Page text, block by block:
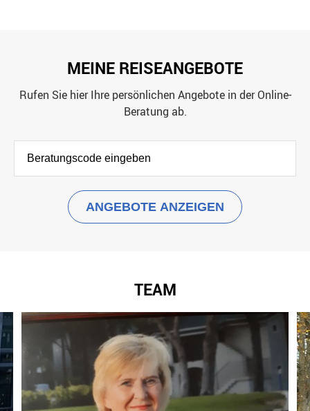
MEINE REISEANGEBOTE
Rufen Sie hier Ihre persönlichen Angebote in der Online-
Beratung ab.
TEAM